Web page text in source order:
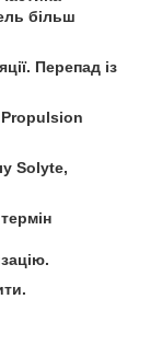
більш
Перепад із
Propulsion
Solyte,